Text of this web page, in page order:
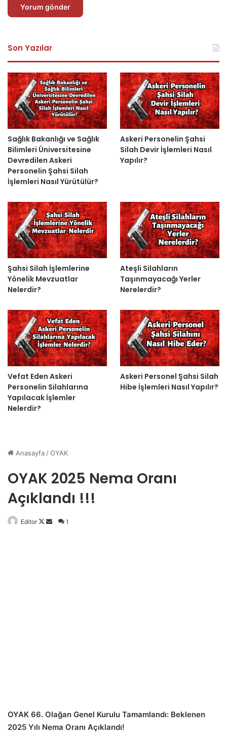
Son Yazılar
Sağlık Bakanlığı ve Sağlık
Bilimleri Üniversitesine
Devredilen Askeri
Personelin Şahsi Silah
İşlemleri Nasıl Yürütülür?
Askeri Personelin Şahsi
Silah Devir İşlemleri Nasıl
Yapılır?
Şahsi Silah İşlemlerine
Yönelik Mevzuatlar
Nelerdir?
Ateşli Silahların
Taşınmayacağı Yerler
Nerelerdir?
Vefat Eden Askeri
Personelin Silahlarına
Yapılacak İşlemler
Nelerdir?
Askeri Personel Şahsi Silah
Hibe İşlemleri Nasıl Yapılır?